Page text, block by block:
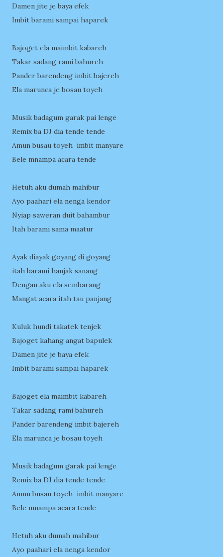
Damen jite je baya efek
Imbit barami sampai haparek
Bajoget ela maimbit kabareh
Takar sadang rami bahureh
Pander barendeng imbit bajereh
Ela marunca je bosau toyeh
Musik badagum garak pai lenge
Remix ba DJ dia tende tende
Amun busau toyeh imbit manyare
Bele mnampa acara tende
Hetuh aku dumah mahibur
Ayo paahari ela nenga kendor
Nyiap saweran duit bahambur
Itah barami sama maatur
Ayak diayak goyang di goyang
itah barami hanjak sanang
Dengan aku ela sembarang
Mangat acara itah tau panjang
Kuluk hundi takatek tenjek
Bajoget kahang angat bapulek
Damen jite je baya efek
Imbit barami sampai haparek
Bajoget ela maimbit kabareh
Takar sadang rami bahureh
Pander barendeng imbit bajereh
Ela marunca je bosau toyeh
Musik badagum garak pai lenge
Remix ba DJ dia tende tende
Amun busau toyeh imbit manyare
Bele mnampa acara tende
Hetuh aku dumah mahibur
Ayo paahari ela nenga kendor